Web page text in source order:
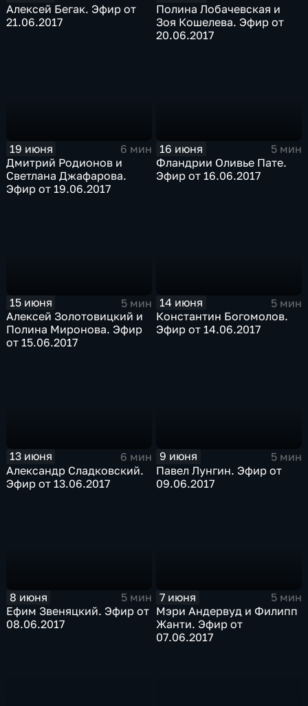
Алексей Бегак. Эфир от
21.06.2017
Полина Лобачевская и
Зоя Кошелева. Эфир от
20.06.2017
19 июня
6 мин
Дмитрий Родионов и
Светлана Джафарова.
Эфир от 19.06.2017
16 июня
5 мин
Фландрии Оливье Пате.
Эфир от 16.06.2017
15 июня
5 мин
Алексей Золотовицкий и
Полина Миронова. Эфир
от 15.06.2017
14 июня
5 мин
Константин Богомолов.
Эфир от 14.06.2017
13 июня
6 мин
Александр Сладковский.
Эфир от 13.06.2017
9 июня
5 мин
Павел Лунгин. Эфир от
09.06.2017
8 июня
5 мин
Ефим Звеняцкий. Эфир от
08.06.2017
7 июня
5 мин
Мэри Андервуд и Филипп
Жанти. Эфир от
07.06.2017